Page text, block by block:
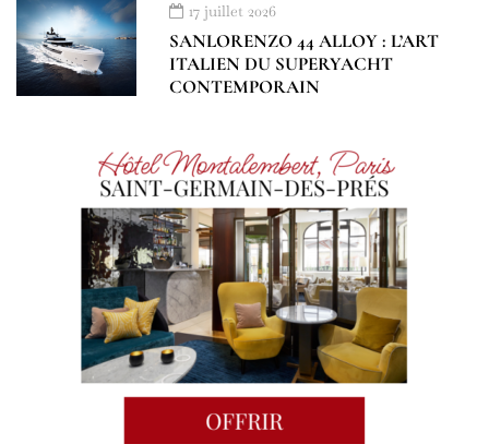
17 juillet 2026
SANLORENZO 44 ALLOY : L’ART
ITALIEN DU SUPERYACHT
CONTEMPORAIN